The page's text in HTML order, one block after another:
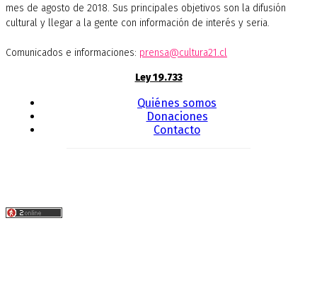
mes de agosto de 2018. Sus principales objetivos son la difusión
cultural y llegar a la gente con información de interés y seria.
Comunicados e informaciones: prensa@cultura21.cl
Ley 19.733
Quiénes somos
Donaciones
Contacto